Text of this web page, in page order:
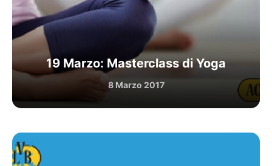
19 Marzo: Masterclass di Yoga
8 Marzo 2017